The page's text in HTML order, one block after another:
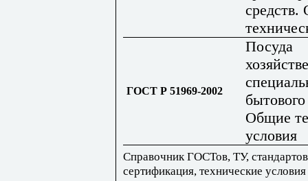
ГОСТ Р 51969-2002
Посуда
Общие
условия
Справочник ГОСТов, ТУ,
сертификация, технические условия